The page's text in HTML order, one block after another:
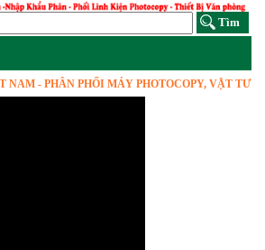
- PHÂN PHỐI MÁY PHOTOCOPY, VẬT TƯ LINH